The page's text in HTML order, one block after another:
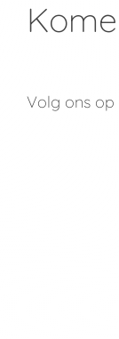
Volg ons op